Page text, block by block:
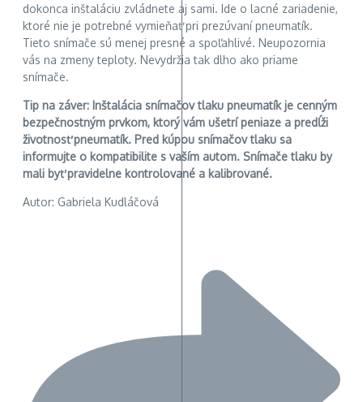
dokonca inštaláciu zvládnete aj sami. Ide o lacné zariadenie,
ktoré nie je potrebné vymieňať pri prezúvaní pneumatík.
Tieto snímače sú menej presné a spoľahlivé. Neupozornia
vás na zmeny teploty. Nevydržia tak dlho ako priame
snímače.
Tip na záver: Inštalácia snímačov tlaku pneumatík je cenným
bezpečnostným prvkom, ktorý vám ušetrí peniaze a predĺži
životnosť pneumatík. Pred kúpou snímačov tlaku sa
informujte o kompatibilite s vaším autom. Snímače tlaku by
mali byť pravidelne kontrolované a kalibrované.
Autor: Gabriela Kudláčová